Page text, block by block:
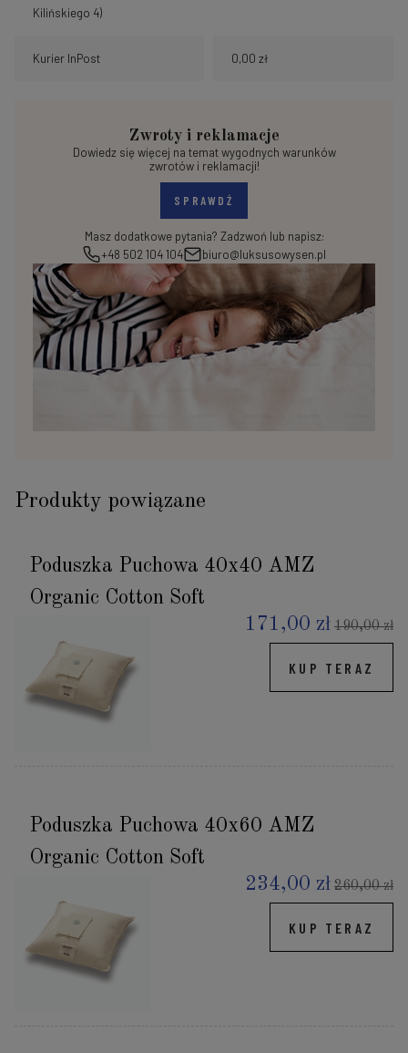
Kilińskiego 4)
Kurier InPost 0,00 zł
Zwroty i reklamacje
Dowiedz się więcej na temat wygodnych warunków
zwrotów i reklamacji!
SPRAWDŹ
Masz dodatkowe pytania? Zadzwoń lub napisz:
+48 502 104 104
biuro@luksusowysen.pl
Produkty powiązane
Poduszka Puchowa 40x40 AMZ
Organic Cotton Soft
171,00 zł 190,00 zł
KUP TERAZ
Poduszka Puchowa 40x60 AMZ
Organic Cotton Soft
234,00 zł 260,00 zł
KUP TERAZ